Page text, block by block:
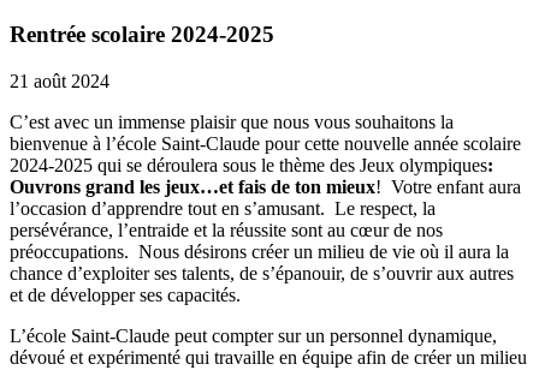
Rentrée scolaire 2024-2025
21 août 2024
C’est avec un immense plaisir que nous vous souhaitons la
bienvenue à l’école Saint-Claude pour cette nouvelle année scolaire
2024-2025 qui se déroulera sous le thème des Jeux olympiques:
Ouvrons grand les jeux…et fais de ton mieux! Votre enfant aura
l’occasion d’apprendre tout en s’amusant. Le respect, la
persévérance, l’entraide et la réussite sont au cœur de nos
préoccupations. Nous désirons créer un milieu de vie où il aura la
chance d’exploiter ses talents, de s’épanouir, de s’ouvrir aux autres
et de développer ses capacités.
L’école Saint-Claude peut compter sur un personnel dynamique,
dévoué et expérimenté qui travaille en équipe afin de créer un milieu